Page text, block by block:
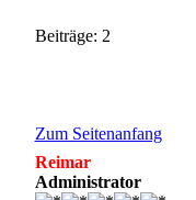
Beiträge: 2
Zum Seitenanfang
Reimar
Administrator